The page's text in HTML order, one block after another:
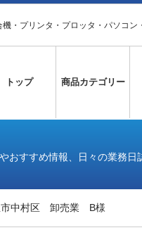
・プリンタ・プロッタ・パソコン
トップ 商品カテゴリー
おすすめ情報、日々の業務日
市中村区 卸売業 B様